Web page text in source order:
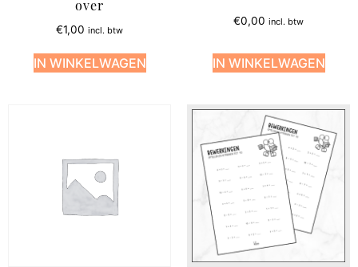
over
€1,00 incl. btw
IN WINKELWAGEN
€0,00 incl. btw
IN WINKELWAGEN